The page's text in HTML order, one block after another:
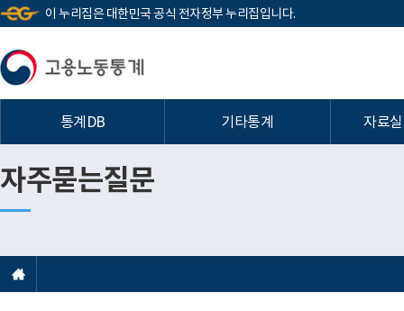
이 누리집은 대한민국 공식 전자정부 누리집입니다.
통계DB 기타통계 자료
자주묻는질문